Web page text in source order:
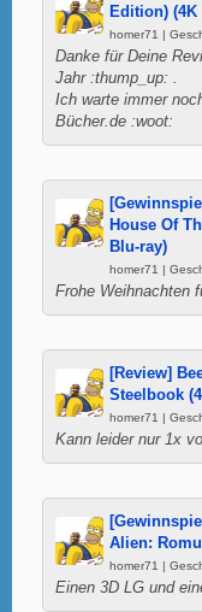
Edition) (4K
homer71 |
Danke für Deine
Jahr :thump_up: .
Ich warte immer
Bücher.de :woot:
House Of
Blu-ray)
homer71 |
Frohe Weihnachten
[Review]
Steelbook
homer71 |
Kann leider nur 1x
Alien:
homer71 |
Einen 3D LG und